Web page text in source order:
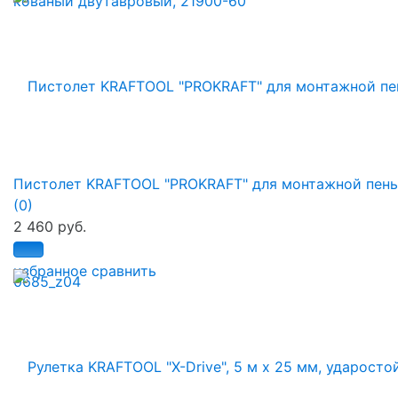
избранное сравнить
Пистолет KRAFTOOL "PROKRAFT" для монтажной
(0)
2 460 руб.